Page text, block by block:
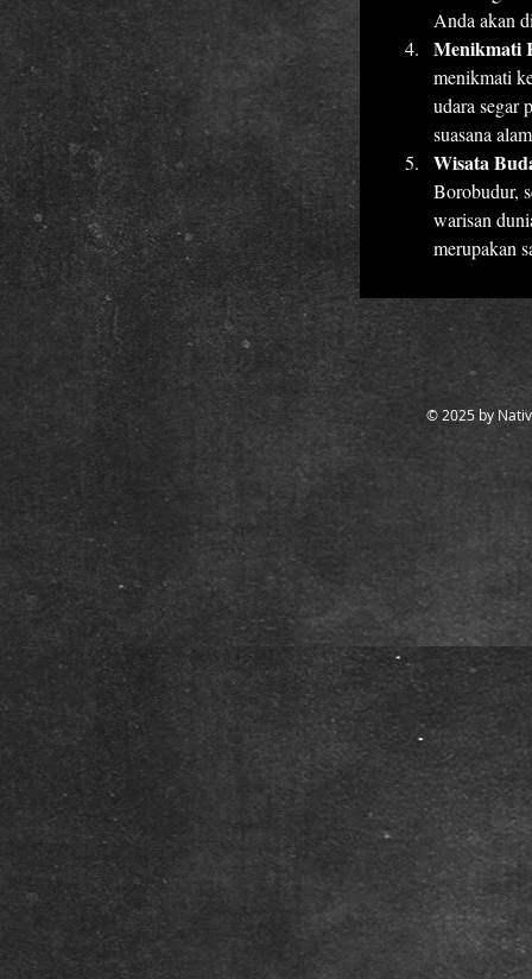
Anda akan
Menikmati
menikmati
udara segar
suasana
Wisata
Borobudur,
warisan
merupakan
© 2025 by